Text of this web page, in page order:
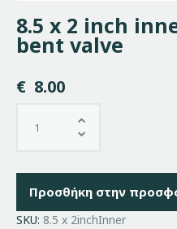
8.5 x 2 inch
bent valve
€ 8.00
Προσθήκη στην
SKU: 8.5 x 2inchInner